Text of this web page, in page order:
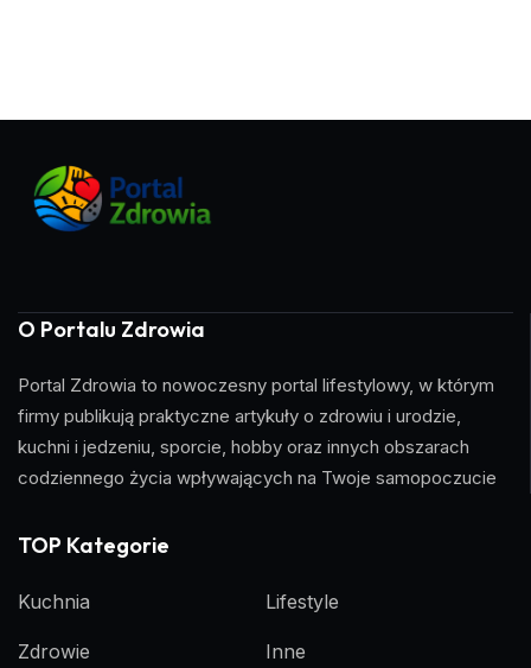
O Portalu Zdrowia
Portal Zdrowia to nowoczesny portal lifestylowy, w którym
firmy publikują praktyczne artykuły o zdrowiu i urodzie,
kuchni i jedzeniu, sporcie, hobby oraz innych obszarach
codziennego życia wpływających na Twoje samopoczucie
TOP Kategorie
Kuchnia
Zdrowie
Lifestyle
Inne